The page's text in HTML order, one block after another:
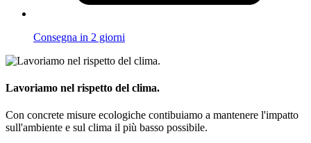
Consegna in 2 giorni
Lavoriamo nel rispetto del clima.
Con concrete misure ecologiche contibuiamo a mantenere l'impatto
sull'ambiente e sul clima il più basso possibile.